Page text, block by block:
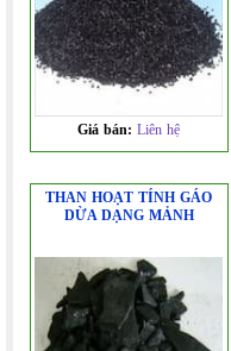
Giá bán:Liên hệ
THAN HOẠT TÍNH GÁO
DỪA DẠNG MẢNH